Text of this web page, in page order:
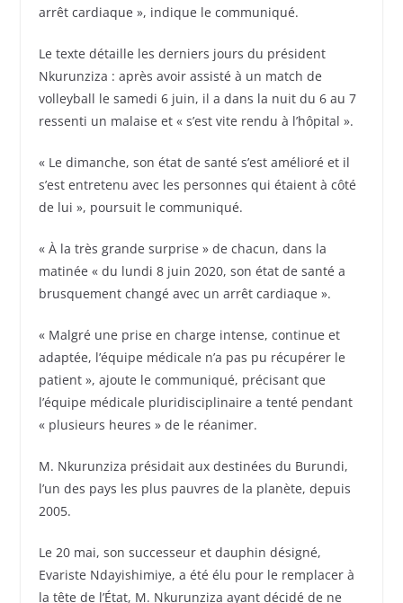
arrêt cardiaque », indique le communiqué.
Le texte détaille les derniers jours du président
Nkurunziza : après avoir assisté à un match de
volleyball le samedi 6 juin, il a dans la nuit du 6 au 7
ressenti un malaise et « s’est vite rendu à l’hôpital ».
« Le dimanche, son état de santé s’est amélioré et il
s’est entretenu avec les personnes qui étaient à côté
de lui », poursuit le communiqué.
« À la très grande surprise » de chacun, dans la
matinée « du lundi 8 juin 2020, son état de santé a
brusquement changé avec un arrêt cardiaque ».
« Malgré une prise en charge intense, continue et
adaptée, l’équipe médicale n’a pas pu récupérer le
patient », ajoute le communiqué, précisant que
l’équipe médicale pluridisciplinaire a tenté pendant
« plusieurs heures » de le réanimer.
M. Nkurunziza présidait aux destinées du Burundi,
l’un des pays les plus pauvres de la planète, depuis
2005.
Le 20 mai, son successeur et dauphin désigné,
Evariste Ndayishimiye, a été élu pour le remplacer à
la tête de l’État, M. Nkurunziza ayant décidé de ne